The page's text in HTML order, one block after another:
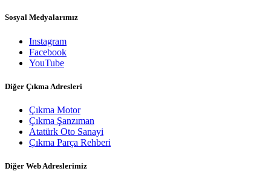
Sosyal Medyalarımız
Instagram
Facebook
YouTube
Diğer Çıkma Adresleri
Çıkma Motor
Çıkma Şanzıman
Atatürk Oto Sanayi
Çıkma Parça Rehberi
Diğer Web Adreslerimiz